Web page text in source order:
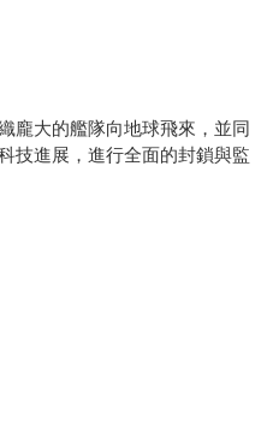
大的艦隊向地球飛來，並同
技進展，進行全面的封鎖與監